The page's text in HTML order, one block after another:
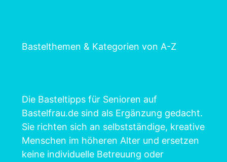
Bastelthemen & Kategorien von A-Z
Die Basteltipps für Senioren auf
Bastelfrau.de sind als Ergänzung gedacht.
Sie richten sich an selbstständige, kreative
Menschen im höheren Alter und ersetzen
keine individuelle Betreuung oder